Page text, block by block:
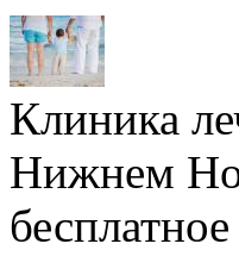
Клиника
Нижнем